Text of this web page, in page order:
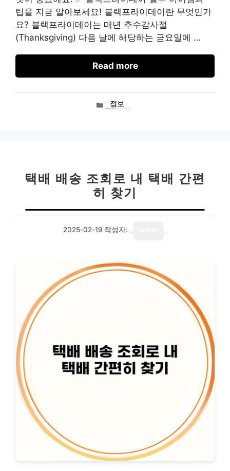
팁을 지금 알아보세요! 블랙프라이데이란 무엇인가
요? 블랙프라이데이는 매년 추수감사절
(Thanksgiving) 다음 날에 해당하는 금요일에 …
Read more
카정보
택배 배송 조회로 내 택배 간편
히 찾기
2025-02-19 작성자: